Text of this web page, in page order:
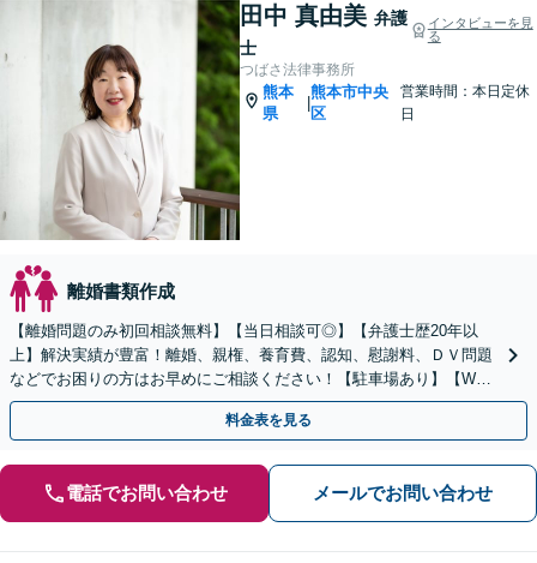
田中 真由美 弁護
士
インタビューを見
る
つばさ法律事務所
熊本
県
|
熊本市中央
区
営業時間：本日定休
日
離婚書類作成
【離婚問題のみ初回相談無料】【当日相談可◎】【弁護士歴20年以
上】解決実績が豊富！離婚、親権、養育費、認知、慰謝料、ＤＶ問題
などでお困りの方はお早めにご相談ください！【駐車場あり】【WEB
面談OK】【感謝の声多数】
料金表を見る
電話でお問い合わせ メールでお問い合わせ